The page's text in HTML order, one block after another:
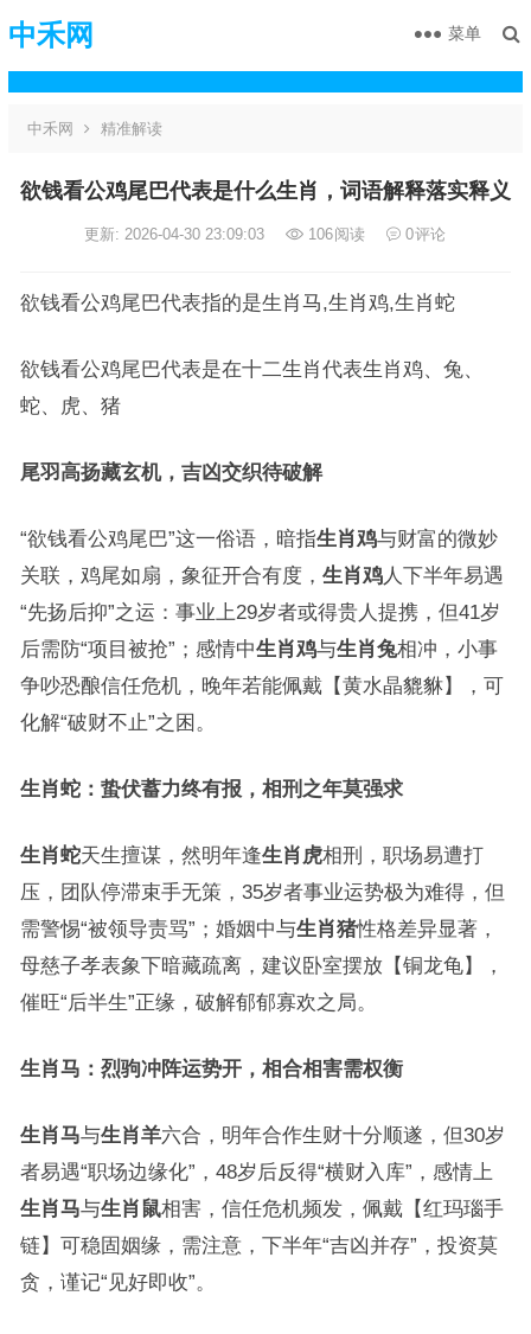
中禾网 菜单
中禾网 精准解读
欲钱看公鸡尾巴代表是什么生肖，词语解释落实释义
更新: 2026-04-30 23:09:03 106阅读 0评论
欲钱看公鸡尾巴代表指的是生肖马,生肖鸡,生肖蛇
欲钱看公鸡尾巴代表是在十二生肖代表生肖鸡、兔、
蛇、虎、猪
尾羽高扬藏玄机，吉凶交织待破解
“欲钱看公鸡尾巴”这一俗语，暗指生肖鸡与财富的微妙
关联，鸡尾如扇，象征开合有度， 生肖鸡人下半年易遇
“先扬后抑”之运：事业上29岁者或得贵人提携，但41岁
后需防“项目被抢”；感情中生肖鸡与生肖兔相冲，小事
争吵恐酿信任危机，晚年若能佩戴【黄水晶貔貅】，可
化解“破财不止”之困。
生肖蛇：蛰伏蓄力终有报，相刑之年莫强求
生肖蛇天生擅谋，然明年逢生肖虎相刑，职场易遭打
压，团队停滞束手无策，35岁者事业运势极为难得，但
需警惕“被领导责骂”；婚姻中与生肖猪性格差异显著，
母慈子孝表象下暗藏疏离，建议卧室摆放【铜龙龟】，
催旺“后半生”正缘，破解郁郁寡欢之局。
生肖马：烈驹冲阵运势开，相合相害需权衡
生肖马与生肖羊六合，明年合作生财十分顺遂，但30岁
者易遇“职场边缘化”，48岁后反得“横财入库”，感情上
生肖马与生肖鼠相害，信任危机频发，佩戴【红玛瑙手
链】可稳固姻缘，需注意，下半年“吉凶并存”，投资莫
贪，谨记“见好即收”。